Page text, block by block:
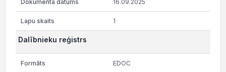
16.09.2025
1
Dalībnieku reģistrs
EDOC